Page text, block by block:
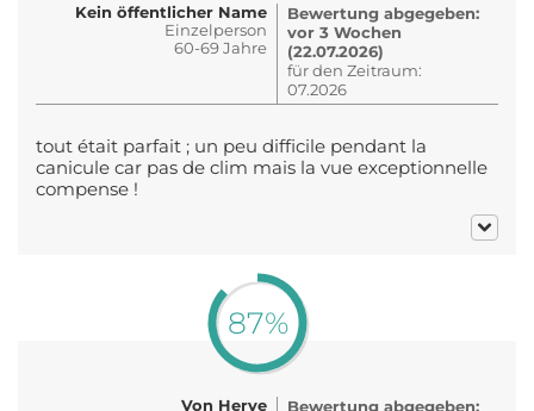
Kein öffentlicher Name
Einzelperson
60-69 Jahre
Bewertung abgegeben:
vor 3 Wochen
(22.07.2026)
für den Zeitraum:
07.2026
tout était parfait ; un peu difficile pendant la
canicule car pas de clim mais la vue exceptionnelle
compense !
87%
Von Herve
Bewertung abgegeben: